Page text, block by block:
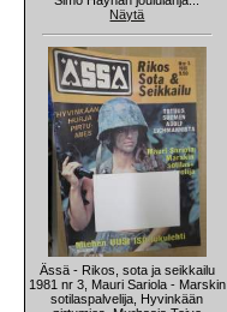
Näytä
Ässä - Rikos, sota ja seikkailu
1981 nr 3, Mauri Sariola - Marskin
sotilaspalvelija, Hyvinkään